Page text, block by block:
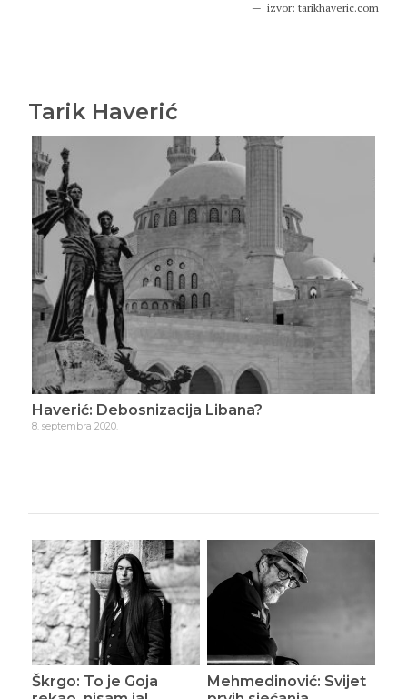
izvor: tarikhaveric.com
Tarik Haverić
Haverić: Debosnizacija Libana?
8. septembra 2020.
Škrgo: To je Goja
Mehmedinović: Svijet